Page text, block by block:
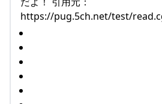
https://pug.5ch.net/test/